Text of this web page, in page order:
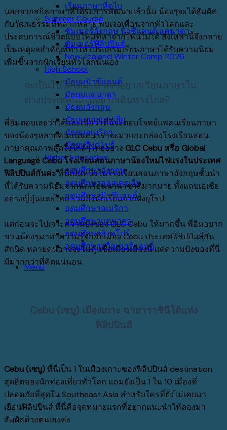
เรียนภาษาที่ดูไบ
Summer Course
ซัมเมอร์อังกฤษ นิวซีแลนด์ แคนาดา
ซัมเมอร์ฟิลิปปินส์
New Zealand Winter Camp 2026
High School
มัธยมนิวซีแลนด์
มัธยมแคนาดา
มัธยมอังกฤษ
มัธยมออสเตรเลีย
มัธยมอเมริกา
มัธยมสิงคโปร์
Higher Education
อุดมศึกษาอังกฤษ
อุดมศึกษาออสเตรเลีย
อุดมศึกษานิวซีแลนด์
อุดมศึกษาอเมริกา
อุดมศึกษาแคนาดา
อุดมศึกษาสิงคโปร์
อุดมศึกษาสวิตเซอร์แลนด์
Menu
นอกจากสกิลภาษาที่ได้รับการพัฒนาแล้วนั้น น้องๆจะได้สัมผัส
กับวัฒนธรรมที่หลากหลาย พบเจอเพื่อนจากทั่วโลกและ
ประสบการณ์ชีวิตแบบใหม่ที่หาจากไหนไม่ได้ สิ่งเหล่านี้จึงกลาย
เป็นเหตุผลสำคัญที่ทำให้โปรแกรมเรียนภาษาได้รับความนิยม
เพิ่มขึ้นจากนักเรียนทั่วโลกนั่นเอง
จะเป็นไปได้ไหม…ถ้าเราอยากเรียนภาษาใน
ต่างประเทศแต่ไม่อยากเดินทางไกล?
พี่อิมตอบเลยว่าได้และเชื่อว่าที่นี่จะตอบโจทย์แพลนเรียนภาษา
ของน้องๆหลายคนแน่นอนเราจะมาแกะกล่องโรงเรียนสอน
ภาษาคุณภาพสุดจึ้งใกล้ๆไทยอย่าง GLC Cebu หรือ Global
Language Cebuโรงเรียนสอนภาษาน้องใหม่ไฟแรงในประเทศ
ฟิลิปปินส์กันค่ะ ที่นี่เป็นหนึ่งในโรงเรียนสอนภาษาอังกฤษชั้นนำ
ที่ได้รับความนิยมจากนักเรียนนานาชาติมากมาย ทั้งแถบเอเชีย
อย่างญี่ปุ่นและไทย รวมถึงนักเรียนจากฝั่งยุโรป
แต่ก่อนจะไปเจาะความปังของGLC Cebu ให้มากขึ้นพี่อิมอยาก
ชวนน้องๆมาทำความรู้จักกับเมืองCebu ประเทศฟิลิปปินส์กัน
สักนิด หลายคนอาจจะไม่คุ้นชื่อเมืองเมืองนี้แต่ความปังของที่นี่
มีมากกว่าที่คิดแน่นอน
Cebu (เซบู) เมืองเกาะ ฉายาราชินีใต้แห่ง
ฟิลิปปินส์
Cebu (เซบู)ที่นี่เป็น 1 ในเมืองเกาะของฟิลิปปินส์ destination
สุดฮิตของนักท่องเที่ยวทั่วโลก แถมยังเป็น 1 ใน 10 เมืองที่
ปลอดภัยที่สุดใน Southeast Asia สำหรับใครที่ยังไม่เคยมา
เยือนฟิลิปปินส์ ที่นี่คือจุดหมายแรกที่อยากแนะนำให้ลองมา
สัมผัสด้วยตนเองค่ะ